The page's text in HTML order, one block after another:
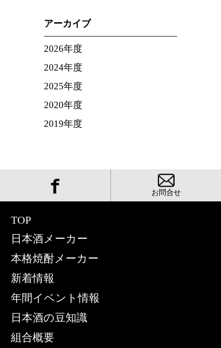
アーカイブ
2026年度
2024年度
2025年度
2020年度
2019年度
お問合せ
TOP
日本酒メーカー
本格焼酎メーカー
新着情報
年間イベント情報
日本酒の豆知識
組合概要